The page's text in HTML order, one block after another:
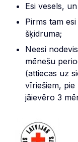
Esi vesels,
Pirms tam
šķidruma;
Neesi
mēnešu
(attiecas uz
vīriešiem, pie
jāievēro 3